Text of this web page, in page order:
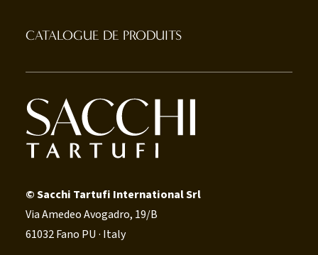
CATALOGUE DE PRODUITS
© Sacchi Tartufi International Srl
Via Amedeo Avogadro, 19/B
61032 Fano PU · Italy